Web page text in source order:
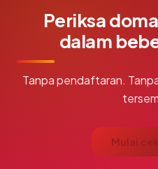
Periksa
dalam
Tanpa pendaftaran.
Mulai